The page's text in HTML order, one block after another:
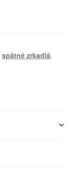
spätné zrkadlá,